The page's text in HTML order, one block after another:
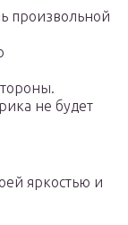
произвольной
не будет
яркостью и